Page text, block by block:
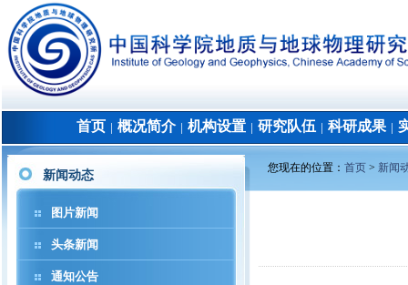
首页 概况简介│ 机构设置 研究队伍 科研成果│
新闻动态
图片新闻
头条新闻
通知公告
您现在的位置： 首页 > 新闻